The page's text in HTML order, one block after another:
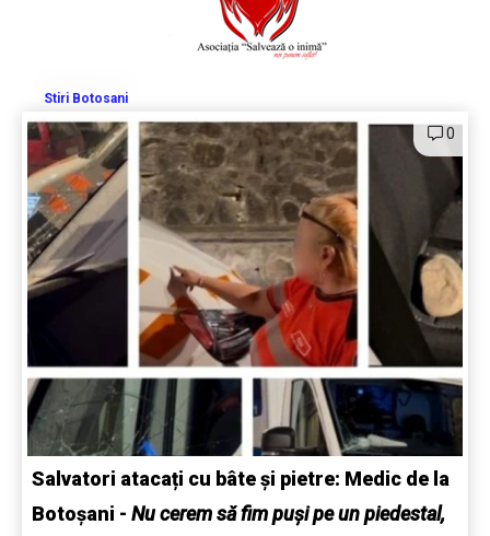
Stiri Botosani
0
Salvatori atacați cu bâte și pietre: Medic de la
Botoșani - Nu cerem să fim puși pe un piedestal,